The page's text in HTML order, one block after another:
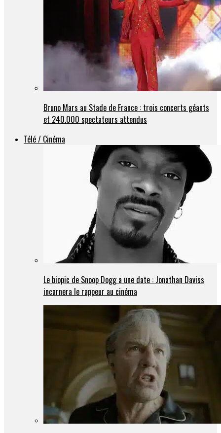
Bruno Mars au Stade de France : trois concerts géants
et 240.000 spectateurs attendus
Télé / Cinéma
Le biopic de Snoop Dogg a une date : Jonathan Daviss
incarnera le rappeur au cinéma